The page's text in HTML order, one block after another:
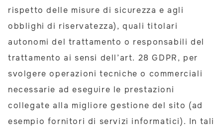
rispetto delle misure di sicurezza e agli
obblighi di riservatezza), quali titolari
autonomi del trattamento o responsabili del
trattamento ai sensi dell’art. 28 GDPR, per
svolgere operazioni tecniche o commerciali
necessarie ad eseguire le prestazioni
collegate alla migliore gestione del sito (ad
esempio fornitori di servizi informatici). In tali